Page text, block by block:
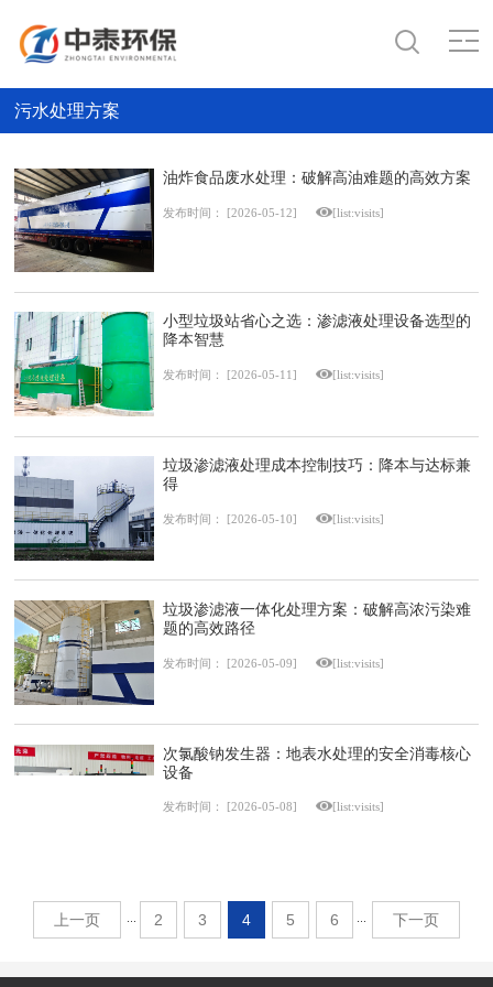
污水处理方案
油炸食品废水处理：破解高油难题的高效方案
发布时间： [2026-05-12] [list:visits]
小型垃圾站省心之选：渗滤液处理设备选型的
降本智慧
发布时间： [2026-05-11] [list:visits]
垃圾渗滤液处理成本控制技巧：降本与达标兼
得
发布时间： [2026-05-10] [list:visits]
垃圾渗滤液一体化处理方案：破解高浓污染难
题的高效路径
发布时间： [2026-05-09] [list:visits]
次氯酸钠发生器：地表水处理的安全消毒核心
设备
发布时间： [2026-05-08] [list:visits]
上一页 ··· 2 3 4 5 6 ··· 下一页